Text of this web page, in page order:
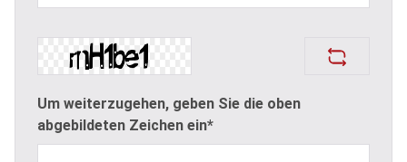
Um weiterzugehen, geben Sie die oben
abgebildeten Zeichen ein*